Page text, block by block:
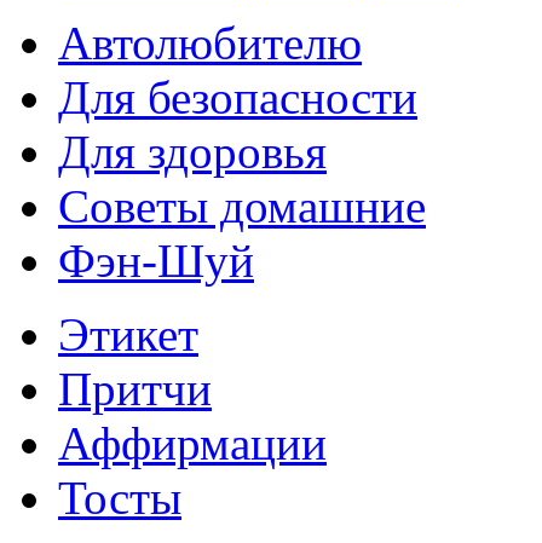
Автолюбителю
Для безопасности
Для здоровья
Советы домашние
Фэн-Шуй
Этикет
Притчи
Аффирмации
Тосты